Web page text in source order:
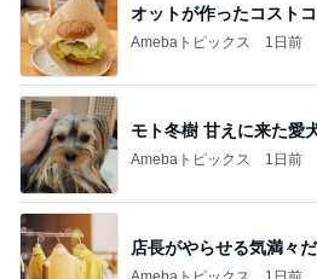
オットが作ったコスト
Amebaトピックス 1日前
モト冬樹 甘えに来た愛
Amebaトピックス 1日前
店長がやらせる気満々